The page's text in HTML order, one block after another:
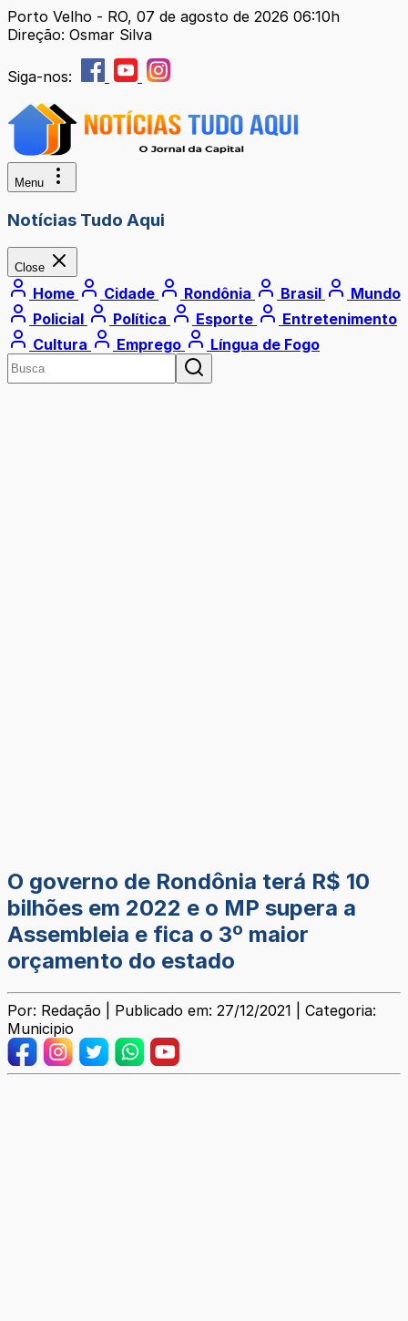
Porto Velho - RO, 07 de agosto de 2026 06:10h
Direção: Osmar Silva
Siga-nos:
Menu
Notícias Tudo Aqui
Close
Home Cidade Rondônia Brasil
Mundo
Policial
Política Esporte
Entretenimento
Cultura
Emprego Língua de Fogo
O governo de Rondônia terá R$ 10
bilhões em 2022 e o MP supera a
Assembleia e fica o 3º maior
orçamento do estado
Por: Redação | Publicado em: 27/12/2021 | Categoria:
Municipio